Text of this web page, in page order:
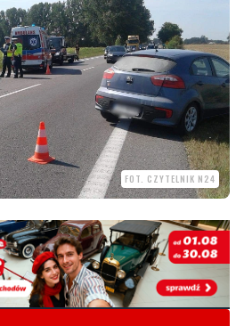
FOT. CZYTELNIK N24
w naszym regionie? Chcecie
się jakimś tematem? Czekamy na
Można kontaktować się z naszą